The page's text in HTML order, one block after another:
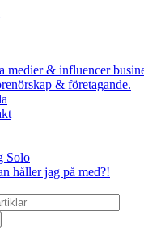
medier & influencer
& företagande.
Solo
håller jag på med?!